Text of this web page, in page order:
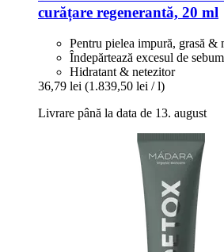
curățare regenerantă, 20 ml
Pentru pielea impură, grasă &
Îndepărtează excesul de sebum
Hidratant & netezitor
36,79 lei (1.839,50 lei / l)
Livrare până la data de 13. august